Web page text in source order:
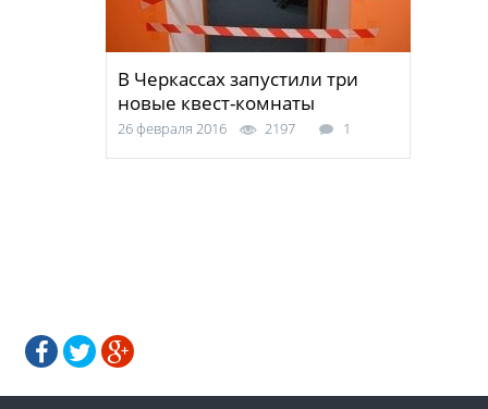
В Черкассах запустили три
новые квест-комнаты
26 февраля 2016 2197 1